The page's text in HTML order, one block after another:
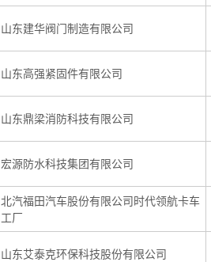
山东建华阀门制造有限公司
山东高强紧固件有限公司
山东鼎梁消防科技有限公司
宏源防水科技集团有限公司
北汽福田汽车股份有限公司时代领航卡车
工厂
山东艾泰克环保科技股份有限公司